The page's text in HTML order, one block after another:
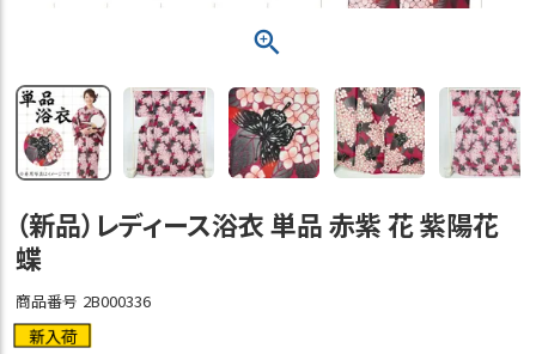
（新品）レディース浴衣 単品 赤紫 花 紫陽花
蝶
商品番号 2B000336
新入荷